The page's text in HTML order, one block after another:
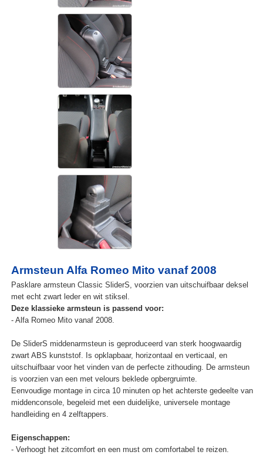
Armsteun Alfa Romeo Mito vanaf 2008
Pasklare armsteun Classic SliderS, voorzien van uitschuifbaar deksel
met echt zwart leder en wit stiksel.
Deze klassieke armsteun is passend voor:
- Alfa Romeo Mito vanaf 2008.
De SliderS middenarmsteun is geproduceerd van sterk hoogwaardig
zwart ABS kunststof. Is opklapbaar, horizontaal en verticaal, en
uitschuifbaar voor het vinden van de perfecte zithouding. De armsteun
is voorzien van een met velours beklede opbergruimte.
Eenvoudige montage in circa 10 minuten op het achterste gedeelte van
middenconsole, begeleid met een duidelijke, universele montage
handleiding en 4 zelftappers.
Eigenschappen:
- Verhoogt het zitcomfort en een must om comfortabel te reizen.